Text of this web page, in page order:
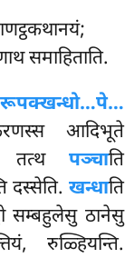
समाहिताति.
आदिभूते
तत्थ पञ्चाति
दस्सेति. खन्धाति
सम्बहुलेसु ठानेसु
रुळ्हियन्ति.